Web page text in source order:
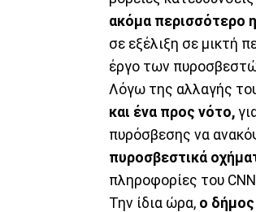
ακόμα περισσότερο
σε εξέλιξη σε μικτή
έργο των
Λόγω της αλλαγής
και ένα προς νότο,
πυρόσβεσης να
πυροσβεστικά
πληροφορίες του
Την ίδια ώρα, ο